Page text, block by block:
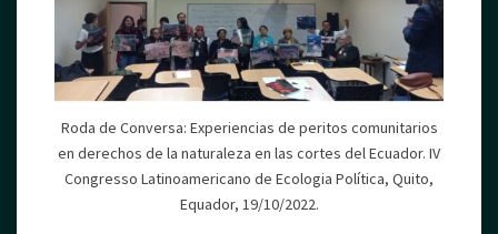
Roda de Conversa: Experiencias de peritos comunitarios
en derechos de la naturaleza en las cortes del Ecuador. IV
Congresso Latinoamericano de Ecologia Política, Quito,
Equador, 19/10/2022.